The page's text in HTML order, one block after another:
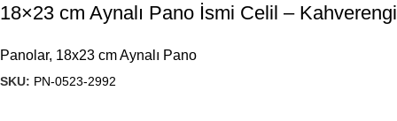
18×23 cm Aynalı Pano İsmi Celil – Kahverengi
Panolar, 18x23 cm Aynalı Pano
SKU: PN-0523-2992